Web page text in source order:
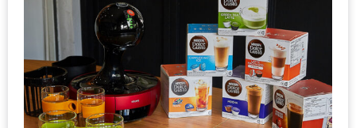
ครั้ง
ช้อป
ชิ
ลล์
ชิม
ที่